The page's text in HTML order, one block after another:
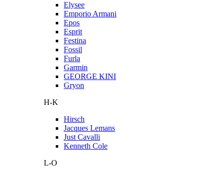
Elysee
Emporio Armani
Epos
Esprit
Festina
Fossil
Furla
Garmin
GEORGE KINI
Gryon
H-K
Hirsch
Jacques Lemans
Just Cavalli
Kenneth Cole
L-O